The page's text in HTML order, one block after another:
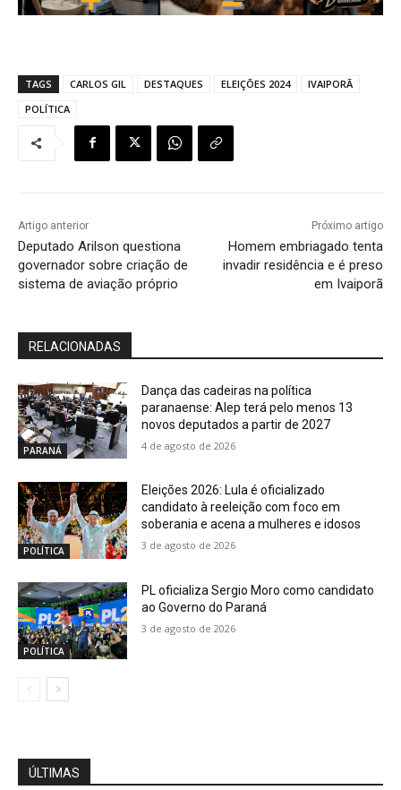
TAGS CARLOS GIL DESTAQUES ELEIÇÕES 2024
IVAIPORÃ
POLÍTICA
Artigo anterior
Deputado Arilson questiona
governador sobre criação de
sistema de aviação próprio
Próximo artigo
Homem embriagado tenta
invadir residência e é preso
em Ivaiporã
RELACIONADAS
PARANÁ
Dança das cadeiras na política
paranaense: Alep terá pelo menos 13
novos deputados a partir de 2027
4 de agosto de 2026
POLÍTICA
Eleições 2026: Lula é oficializado
candidato à reeleição com foco em
soberania e acena a mulheres e idosos
3 de agosto de 2026
POLÍTICA
PL oficializa Sergio Moro como candidato
ao Governo do Paraná
3 de agosto de 2026
ÚLTIMAS